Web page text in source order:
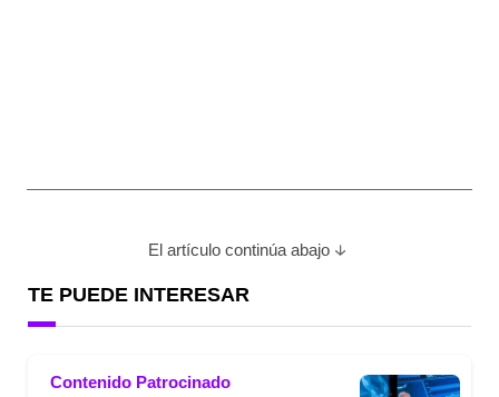
El artículo continúa abajo
TE PUEDE INTERESAR
Contenido Patrocinado